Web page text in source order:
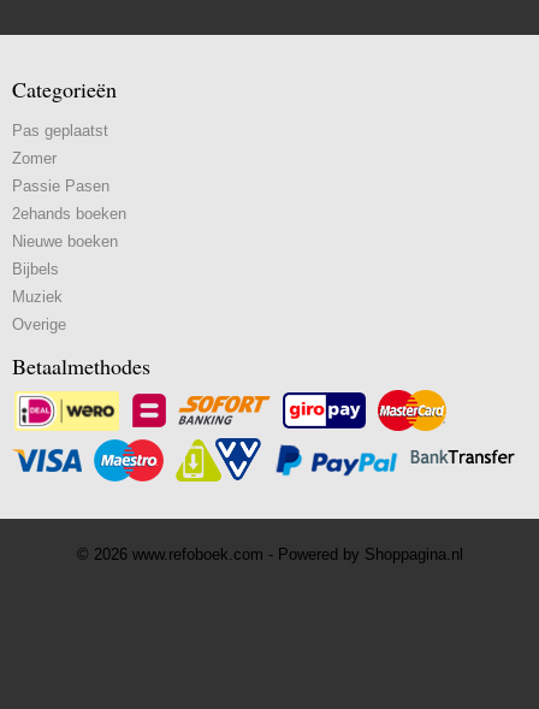
Categorieën
Pas geplaatst
Zomer
Passie Pasen
2ehands boeken
Nieuwe boeken
Bijbels
Muziek
Overige
Betaalmethodes
© 2026 www.refoboek.com - Powered by Shoppagina.nl